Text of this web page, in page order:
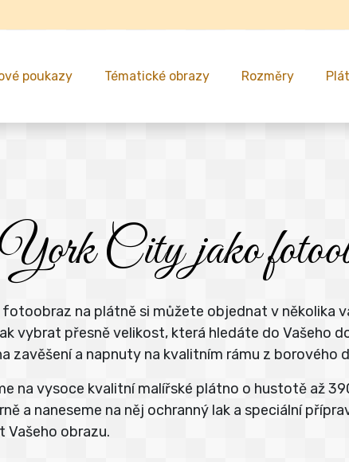
poukazy Tématické obrazy Rozměry
City jako
fotoobraz na plátně si můžete objednat v několika
vybrat přesně velikost, která hledáte do Vašeho
zavěšení a napnuty na kvalitním rámu z borového
na vysoce kvalitní malířské plátno o hustotě až
a naneseme na něj ochranný lak a speciální
obrazu.